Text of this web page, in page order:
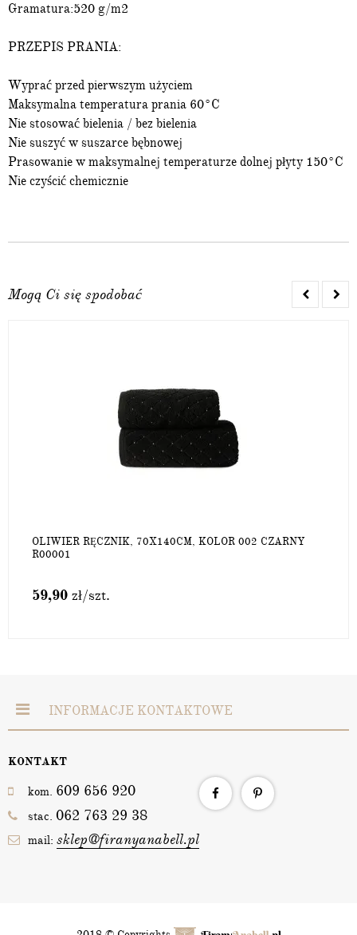
Gramatura:520 g/m2
PRZEPIS PRANIA:
Wyprać przed pierwszym użyciem
Maksymalna temperatura prania 60°C
Nie stosować bielenia / bez bielenia
Nie suszyć w suszarce bębnowej
Prasowanie w maksymalnej temperaturze dolnej płyty 150°C
Nie czyścić chemicznie
Mogą Ci się spodobać
OLIWIER RĘCZNIK, 70X140CM, KOLOR 002 CZARNY
R00001
59,90 zł/szt.
INFORMACJE KONTAKTOWE
KONTAKT
kom. 609 656 920
stac. 062 763 29 38
mail: sklep@firanyanabell.pl